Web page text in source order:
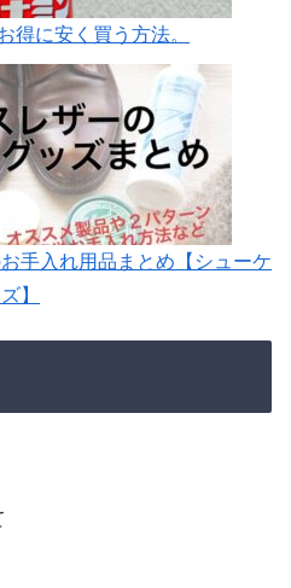
得に安く買う方法。
手入れ用品まとめ【シューケ
】